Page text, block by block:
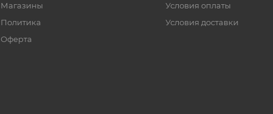
Магазины
Политика
Офертa
Условия оплаты
Условия доставки